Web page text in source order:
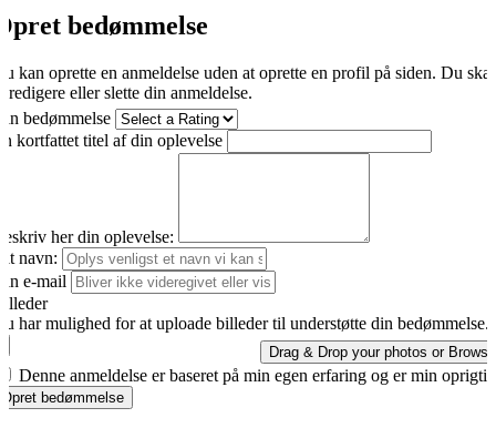
bedømmelse
kan oprette en anmeldelse uden at oprette en profil på siden. Du
redigere eller slette din anmeldelse.
bedømmelse
kortfattet titel af din oplevelse
her din oplevelse:
navn:
e-mail
har mulighed for at uploade billeder til understøtte din bedømmelse.
Drag & Drop your photos or Browse
Denne anmeldelse er baseret på min egen erfaring og er min
Opret bedømmelse